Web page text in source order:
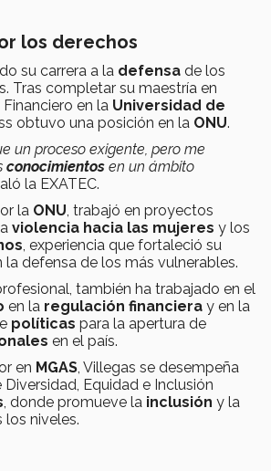
los derechos
su carrera a la defensa de los
Tras completar su maestría en
en la Universidad de
obtuvo una posición en la ONU.
un proceso exigente, pero me
conocimientos en un ámbito
la EXATEC.
la ONU, trabajó en proyectos
violencia hacia las mujeres y los
, experiencia que fortaleció su
la defensa de los más vulnerables.
también ha trabajado en el
en la regulación financiera y en la
políticas para la apertura de
en el país.
en MGAS, Villegas se desempeña
Equidad e Inclusión
, donde promueve la inclusión y la
los niveles.